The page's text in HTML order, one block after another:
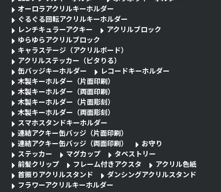
オーロラアクリルキーホルダー
ぐるぐる回転アクリルキーホルダー
レンチキュラーアクキー
アクリルブロック
ゆらゆらアクリルブロック
キャラステージ（アクリルボード）
アクリルステッカー（ピタりる）
缶バッジキーホルダー
レコードキーホルダー
木製キーホルダー（片面印刷）
木製キーホルダー（両面印刷）
木製キーホルダー（片面彫刻）
木製キーホルダー（両面彫刻）
スマホスタンドキーホルダー
連結アクキー缶バッジ（片面印刷）
連結アクキー缶バッジ（両面印刷）
お守り
ステッカー
マグカップ
タペストリー
前髪クリップ
フレーム付きアクスタ
アクリル色紙
首振りアクリルスタンド
ダンシングアクリルスタンド
フラワーアクリルキーホルダー